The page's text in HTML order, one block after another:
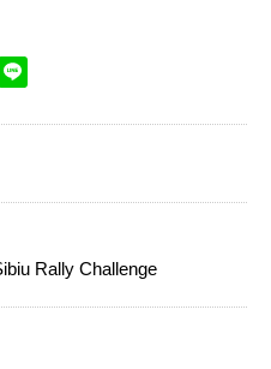
Rally Challenge